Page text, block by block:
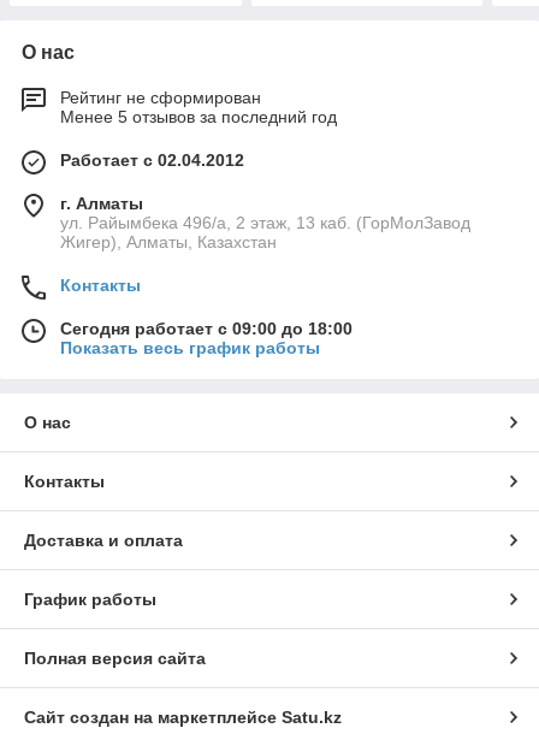
О нас
Рейтинг не сформирован
Менее 5 отзывов за последний год
Работает с 02.04.2012
г. Алматы
ул. Райымбека 496/а, 2 этаж, 13 каб. (ГорМолЗавод
Жигер), Алматы, Казахстан
Контакты
Сегодня работает с 09:00 до 18:00
Показать весь график работы
О нас
Контакты
Доставка и оплата
График работы
Полная версия сайта
Сайт создан на маркетплейсе Satu.kz